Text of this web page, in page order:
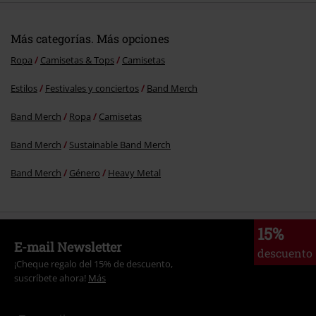
Más categorías. Más opciones
Ropa Camisetas & Tops Camisetas
Estilos Festivales y conciertos Band Merch
Band Merch Ropa Camisetas
Band Merch Sustainable Band Merch
Band Merch Género Heavy Metal
15%
descuento
E-mail Newsletter
¡Cheque regalo del 15% de descuento,
suscríbete ahora! Más